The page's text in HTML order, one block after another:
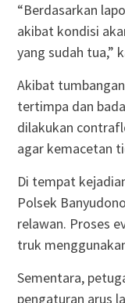
“Berdasarkan
akibat kondisi
yang sudah tua,”
Akibat
tertimpa dan
dilakukan
agar kemacetan
Di tempat
Polsek
relawan. Proses
truk
Sementara,
pengaturan arus